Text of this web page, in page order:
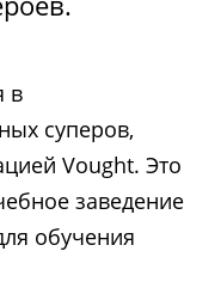
в
суперов,
Vought. Это
заведение
обучения